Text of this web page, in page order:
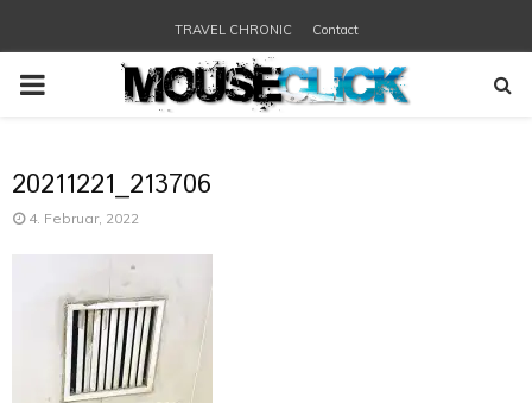
TRAVEL CHRONIC Contact
PRIMARY
20211221_213706
4. Februar, 2022